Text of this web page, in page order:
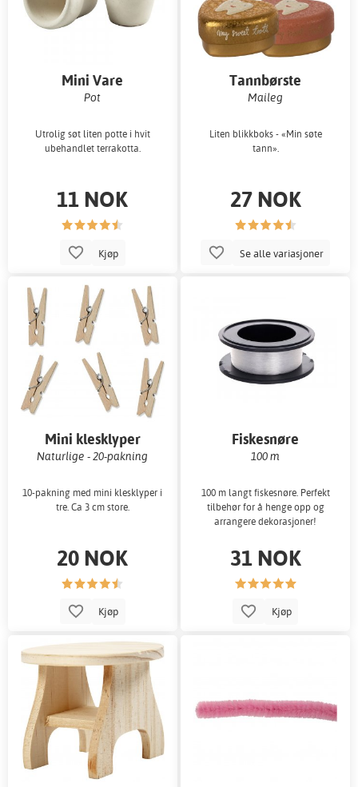
Mini Vare
Pot
Utrolig søt liten potte i hvit
ubehandlet terrakotta.
11 NOK
Kjøp
Tannbørste
Maileg
Liten blikkboks - «Min søte
tann».
27 NOK
Se alle variasjoner
Mini klesklyper
Naturlige - 20-pakning
10-pakning med mini klesklyper i
tre. Ca 3 cm store.
20 NOK
Kjøp
Fiskesnøre
100 m
100 m langt fiskesnøre. Perfekt
tilbehør for å henge opp og
arrangere dekorasjoner!
31 NOK
Kjøp